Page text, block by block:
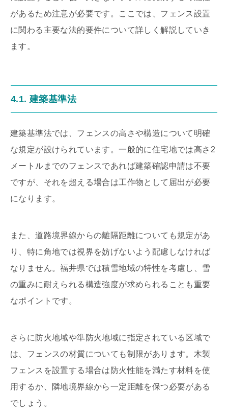
があるため注意が必要です。ここでは、フェンス設置
に関わる主要な法的要件について詳しく解説していき
ます。
4.1. 建築基準法
建築基準法では、フェンスの高さや構造について明確
な規定が設けられています。一般的に住宅地では高さ2
メートルまでのフェンスであれば建築確認申請は不要
ですが、それを超える場合は工作物として届出が必要
になります。
また、道路境界線からの離隔距離についても規定があ
り、特に角地では視界を妨げないよう配慮しなければ
なりません。福井県では積雪地域の特性を考慮し、雪
の重みに耐えられる構造強度が求められることも重要
なポイントです。
さらに防火地域や準防火地域に指定されている区域で
は、フェンスの材質についても制限があります。木製
フェンスを設置する場合は防火性能を満たす材料を使
用するか、隣地境界線から一定距離を保つ必要がある
でしょう。